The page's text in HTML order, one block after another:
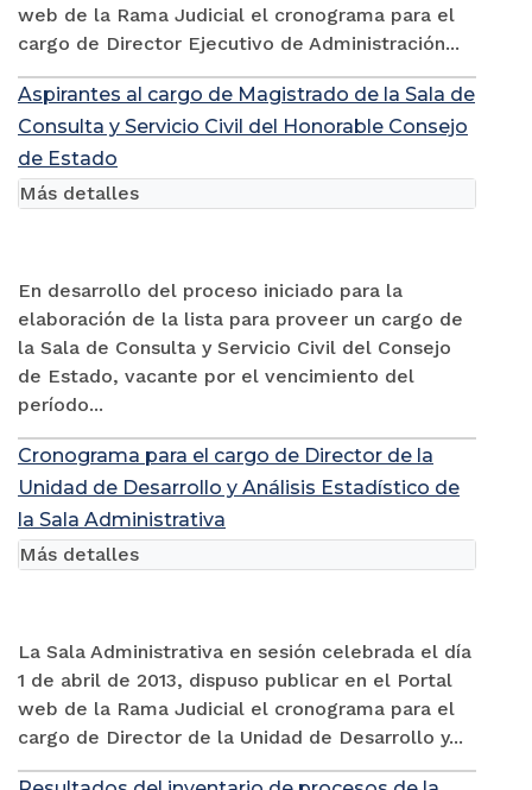
web de la Rama Judicial el cronograma para el
cargo de Director Ejecutivo de Administración...
Aspirantes al cargo de Magistrado de la Sala de
Consulta y Servicio Civil del Honorable Consejo
de Estado
En desarrollo del proceso iniciado para la
elaboración de la lista para proveer un cargo de
la Sala de Consulta y Servicio Civil del Consejo
de Estado, vacante por el vencimiento del
período...
Más detalles
Cronograma para el cargo de Director de la
Unidad de Desarrollo y Análisis Estadístico de
la Sala Administrativa
La Sala Administrativa en sesión celebrada el día
1 de abril de 2013, dispuso publicar en el Portal
web de la Rama Judicial el cronograma para el
cargo de Director de la Unidad de Desarrollo y...
Más detalles